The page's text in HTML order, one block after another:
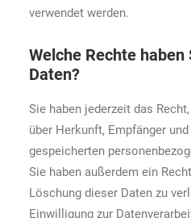
verwendet werden.
Welche Rechte
Daten?
Sie haben jederzeit das
über Herkunft, Empfänger
gespeicherten
Sie haben außerdem ein
Löschung dieser Daten zu
Einwilligung zur